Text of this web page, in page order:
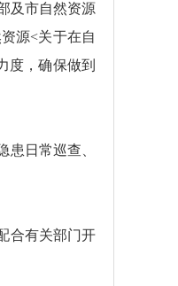
及市自然资源
源<关于在自
度，确保做到
日常巡查、
合有关部门开